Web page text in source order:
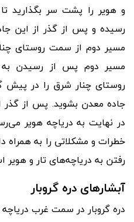
و هویر را پشت سر بگذارید
رسیده و پس از گذر از این
مسیر دوم از سمت روستای
مسیر دوم پس از رسیدن به
روستای چنار شرق را در پیش
جاده معدن بشوید. پس از گذر
در نهایت به دریاچه هویر می
خطرات و مشکلاتی را به همراه
رفتن به دریاچههای تار و هویر
آبشارهای دره گروبار
دره گروبار در سمت غرب